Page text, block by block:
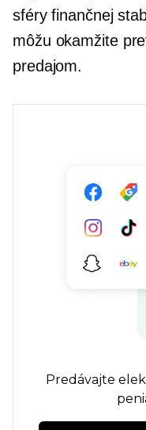
sféry finančnej
môžu okamžite
predajom.
Predávajte